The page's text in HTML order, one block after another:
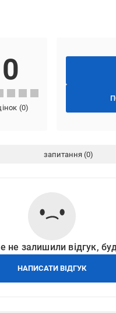
0
(0)
запитання
не залишили відгук,
НАПИСАТИ ВІДГУК